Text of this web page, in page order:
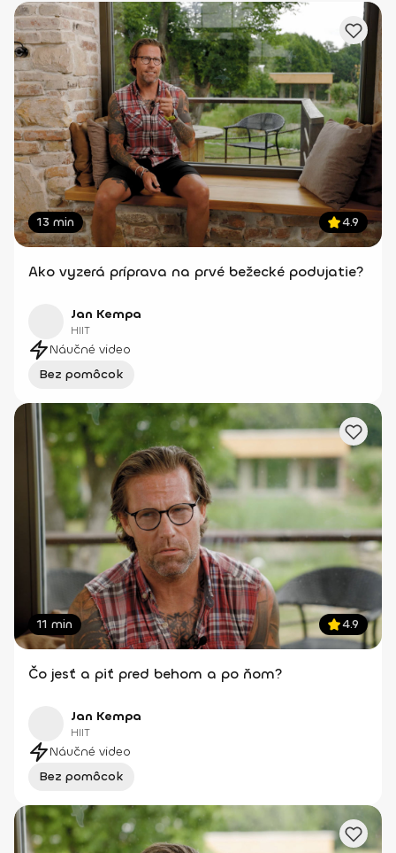
13 min 4.9
Ako vyzerá príprava na prvé bežecké podujatie?
Jan Kempa
HIIT
Náučné video
Bez pomôcok
11 min 4.9
Čo jesť a piť pred behom a po ňom?
Jan Kempa
HIIT
Náučné video
Bez pomôcok